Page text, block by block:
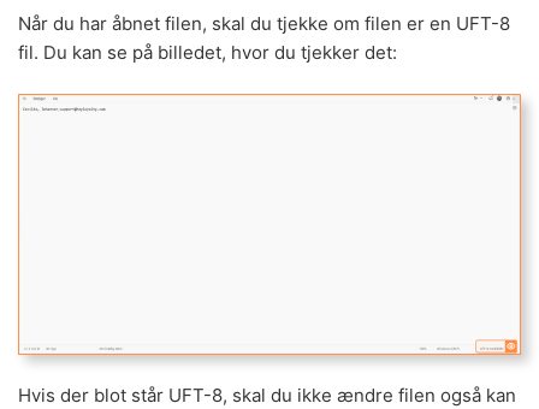
Når du har åbnet filen, skal du tjekke om filen er en UFT-8
fil. Du kan se på billedet, hvor du tjekker det:
Hvis der blot står UFT-8, skal du ikke ændre filen også kan